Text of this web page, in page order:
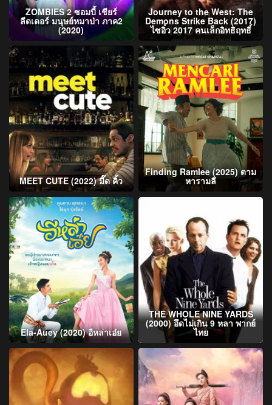
ZOMBIES 2 ซอมบี้ เชียร์
ลีดเดอร์ มนุษย์หมาป่า ภาค2
(2020)
Journey to the West: The
Demons Strike Back (2017)
ไซอิ๋ว 2017 คนเล็กอิทธิฤทธิ์
MEET CUTE (2022) มี๊ด คิ้ว
Finding Ramlee (2025) ตาม
หารามลี
Ela-Auey (2020) อีหล่าเอ๋ย
THE WHOLE NINE YARDS
(2000) อึดไม่เกิน 9 หลา พากย์
ไทย